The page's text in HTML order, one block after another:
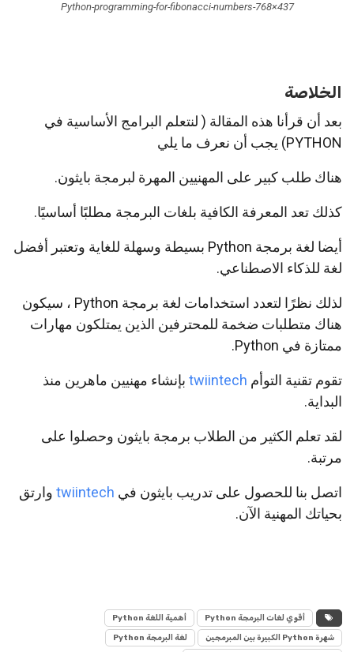
Python-programming-for-fibonacci-numbers-768×437
الخلاصة
بعد أن قرأنا هذه المقالة ( لنتعلم البرامج الأساسية في
PYTHON) يجب أن نعرف ما يلي
هناك طلب كبير على المهنيين المهرة لبرمجة بايثون.
كذلك تعد المعرفة الكافية بلغات البرمجة مطلبًا أساسيًا.
أيضا لغة برمجة Python بسيطة وسهلة للغاية وتعتبر أفضل
لغة للذكاء الاصطناعي.
لذلك نظرًا لتعدد استخدامات لغة برمجة Python ، سيكون
هناك متطلبات ضخمة للمحترفين الذين يمتلكون مهارات
ممتازة في Python.
تقوم تقنية التوأم twiintech بإنشاء مهنيين ماهرين منذ
البداية.
لقد تعلم الكثير من الطلاب برمجة بايثون وحصلوا على
مرتبة.
اتصل بنا للحصول على تدريب بايثون في twiintech وارتق
بحياتك المهنية الآن.
أقوي لغات البرمجة Python أهمية اللغة Python
شهرة Python الكبيرة بين المبرمجين لغة البرمجة Python